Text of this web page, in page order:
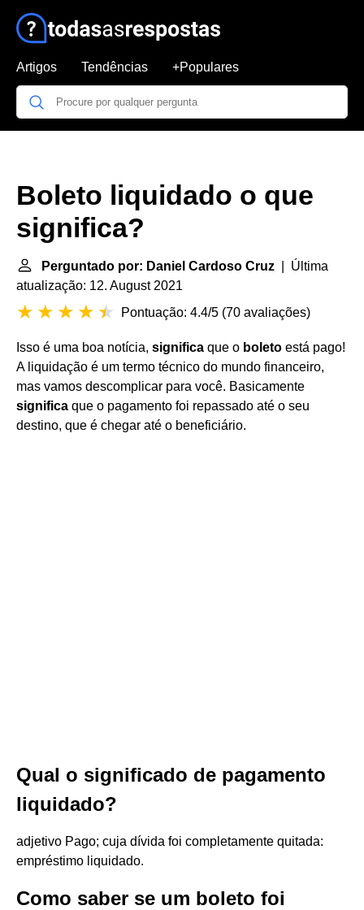
Artigos Tendências +Populares
Boleto liquidado o que
significa?
Perguntado por: Daniel Cardoso Cruz | Última
atualização: 12. August 2021
Pontuação: 4.4/5 (70 avaliações)
Isso é uma boa notícia, significa que o boleto está pago!
A liquidação é um termo técnico do mundo financeiro,
mas vamos descomplicar para você. Basicamente
significa que o pagamento foi repassado até o seu
destino, que é chegar até o beneficiário.
Qual o significado de pagamento
liquidado?
adjetivo Pago; cuja dívida foi completamente quitada:
empréstimo liquidado.
Como saber se um boleto foi